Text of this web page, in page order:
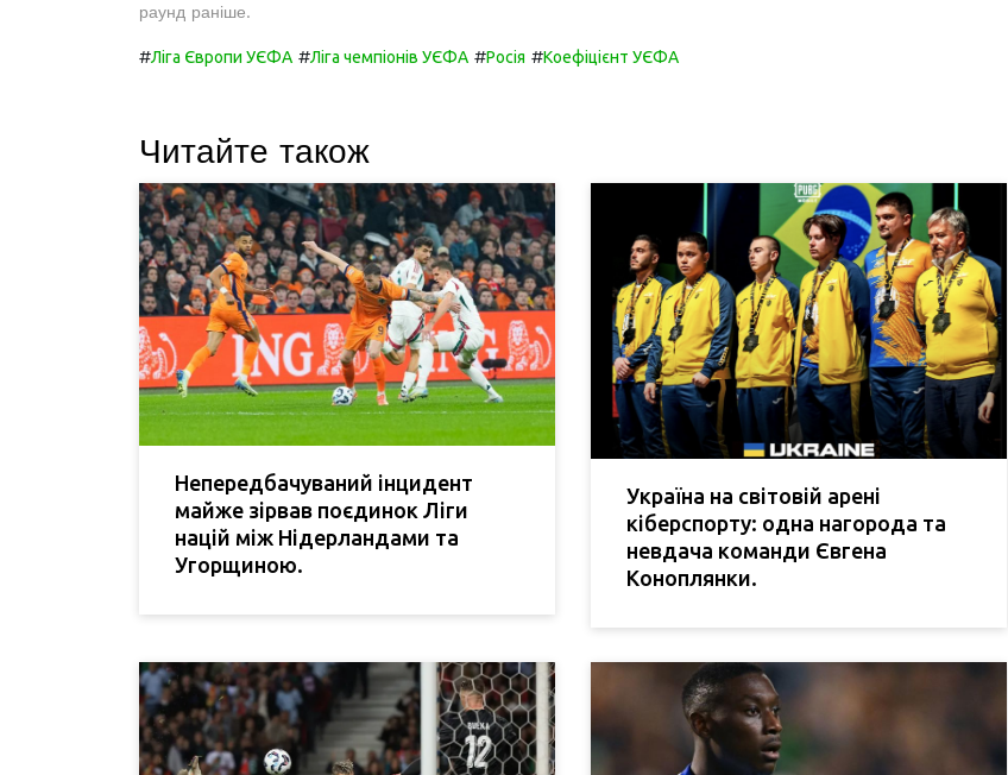
раунд раніше.
#Ліга Європи УЄФА #Ліга чемпіонів УЄФА #Росія #Коефіцієнт УЄФА
Читайте також
Непередбачуваний інцидент
майже зірвав поєдинок Ліги
націй між Нідерландами та
Угорщиною.
Україна на світовій арені
кіберспорту: одна нагорода та
невдача команди Євгена
Коноплянки.